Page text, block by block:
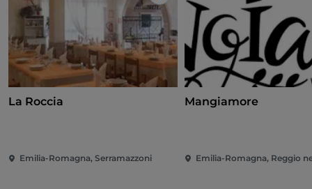
La Roccia
Emilia-Romagna, Serramazzoni
Mangiamore
Emilia-Romagna, Reggio